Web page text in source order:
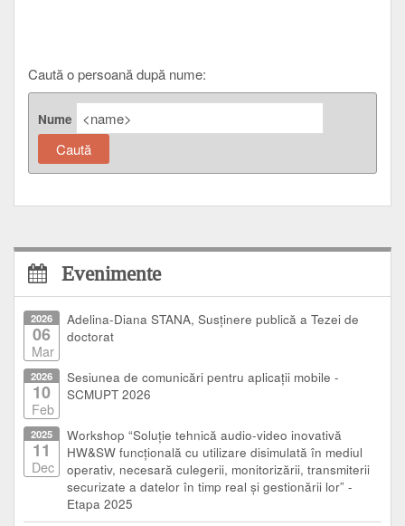
Caută o persoană după nume:
Nume
Evenimente
2026
06
Mar
Adelina-Diana STANA, Susținere publică a Tezei de
doctorat
2026
10
Feb
Sesiunea de comunicări pentru aplicații mobile -
SCMUPT 2026
2025
11
Dec
Workshop “Soluție tehnică audio-video inovativă
HW&SW funcțională cu utilizare disimulată în mediul
operativ, necesară culegerii, monitorizării, transmiterii
securizate a datelor în timp real și gestionării lor” -
Etapa 2025